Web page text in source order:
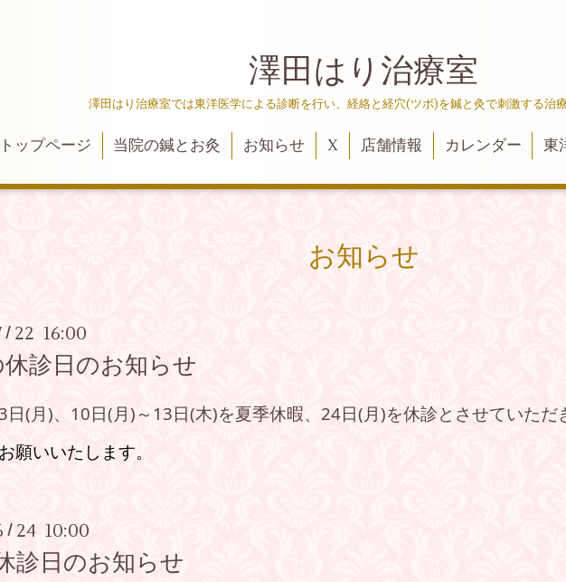
澤田はり治療室
澤田はり治療室では東洋医学による診断を行い、経絡と経穴(ツボ)を鍼と灸で刺激する治
トップページ 当院の鍼とお灸 お知らせ X 店舗情報 カレンダー 東
お知らせ
/ 22 16:00
休診日のお知らせ
日(月)、10日(月)～13日(木)を夏季休暇、24日(月)を休診とさせていただ
願いいたします。
/ 24 10:00
診日のお知らせ